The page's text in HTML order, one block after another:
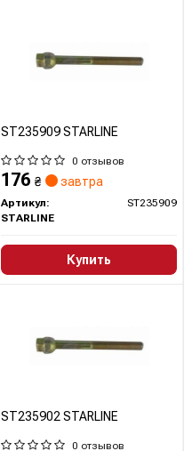
ST235909 STARLINE
0 отзывов
176 ₴ завтра
Артикул:
ST235909
STARLINE
Купить
ST235902 STARLINE
0 отзывов